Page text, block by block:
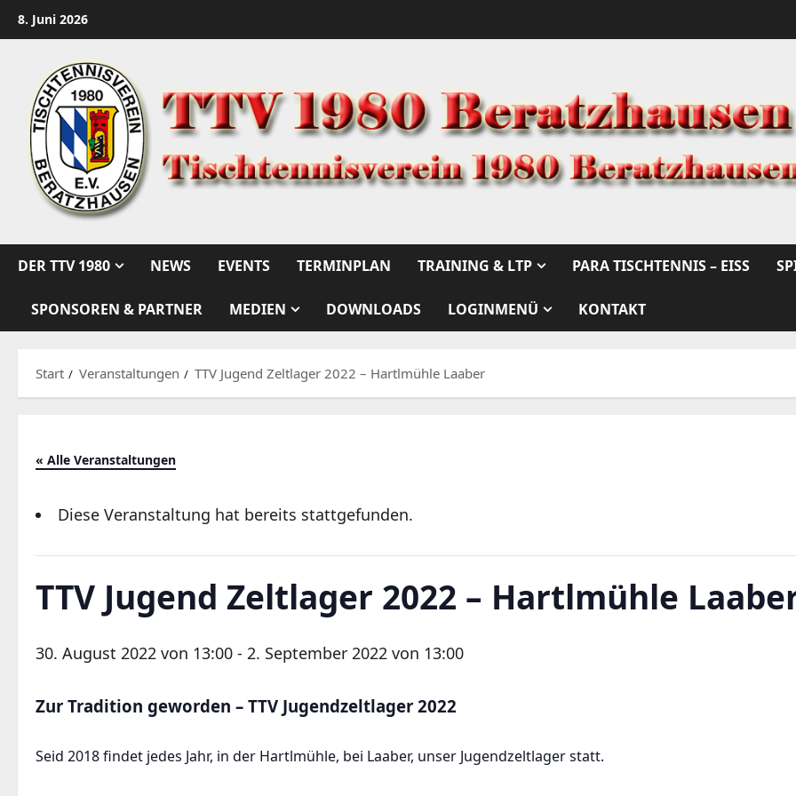
Inhalt
8. Juni 2026
DER TTV 1980 NEWS EVENTS TERMINPLAN TRAINING & LTP PARA TISCHTENNIS – EISS
SPONSOREN & PARTNER MEDIEN DOWNLOADS LOGINMENÜ KONTAKT
Start Veranstaltungen TTV Jugend Zeltlager 2022 – Hartlmühle Laaber
« Alle Veranstaltungen
Diese Veranstaltung hat bereits stattgefunden.
TTV Jugend Zeltlager 2022 – Hartlmühle
30. August 2022 von 13:00 - 2. September 2022 von 13:00
Zur Tradition geworden – TTV Jugendzeltlager 2022
Seid 2018 findet jedes Jahr, in der Hartlmühle, bei Laaber, unser Jugendzeltlager statt.